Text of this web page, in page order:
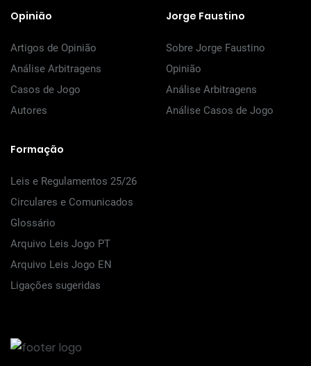
Opinião
Artigos de Opinião
Análise Arbitragens
Casos de Jogo
Autores
Jorge Faustino
Sobre Jorge Faustino
Opinião
Análise Arbitragens
Análise Casos de Jogo
Formação
Leis e Regulamentos 25/26
Circulares e Comunicados
Glossário
Arquivo Leis Jogo PT
Arquivo Leis Jogo EN
Ligações sugeridas